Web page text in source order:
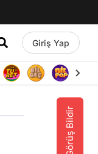
Giriş Yap
Görüş Bildir